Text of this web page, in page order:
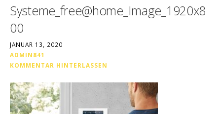
Systeme_free@home_Image_1920x8
00
JANUAR 13, 2020
ADMIN841
KOMMENTAR HINTERLASSEN